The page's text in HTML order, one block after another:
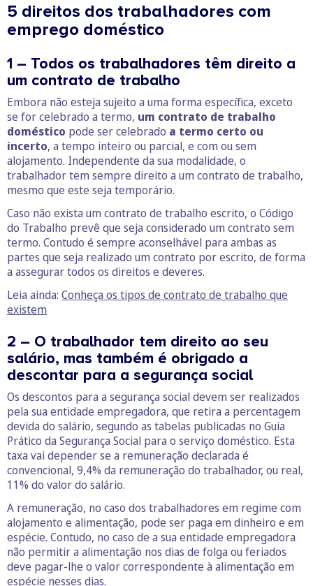
5 direitos dos trabalhadores com
emprego doméstico
1 – Todos os trabalhadores têm direito a
um contrato de trabalho
Embora não esteja sujeito a uma forma específica, exceto
se for celebrado a termo, um contrato de trabalho
doméstico pode ser celebrado a termo certo ou
incerto, a tempo inteiro ou parcial, e com ou sem
alojamento. Independente da sua modalidade, o
trabalhador tem sempre direito a um contrato de trabalho,
mesmo que este seja temporário.
Caso não exista um contrato de trabalho escrito, o Código
do Trabalho prevê que seja considerado um contrato sem
termo. Contudo é sempre aconselhável para ambas as
partes que seja realizado um contrato por escrito, de forma
a assegurar todos os direitos e deveres.
Leia ainda: Conheça os tipos de contrato de trabalho que
existem
2 – O trabalhador tem direito ao seu
salário, mas também é obrigado a
descontar para a segurança social
Os descontos para a segurança social devem ser realizados
pela sua entidade empregadora, que retira a percentagem
devida do salário, segundo as tabelas publicadas no Guia
Prático da Segurança Social para o serviço doméstico. Esta
taxa vai depender se a remuneração declarada é
convencional, 9,4% da remuneração do trabalhador, ou real,
11% do valor do salário.
A remuneração, no caso dos trabalhadores em regime com
alojamento e alimentação, pode ser paga em dinheiro e em
espécie. Contudo, no caso de a sua entidade empregadora
não permitir a alimentação nos dias de folga ou feriados
deve pagar-lhe o valor correspondente à alimentação em
espécie nesses dias.